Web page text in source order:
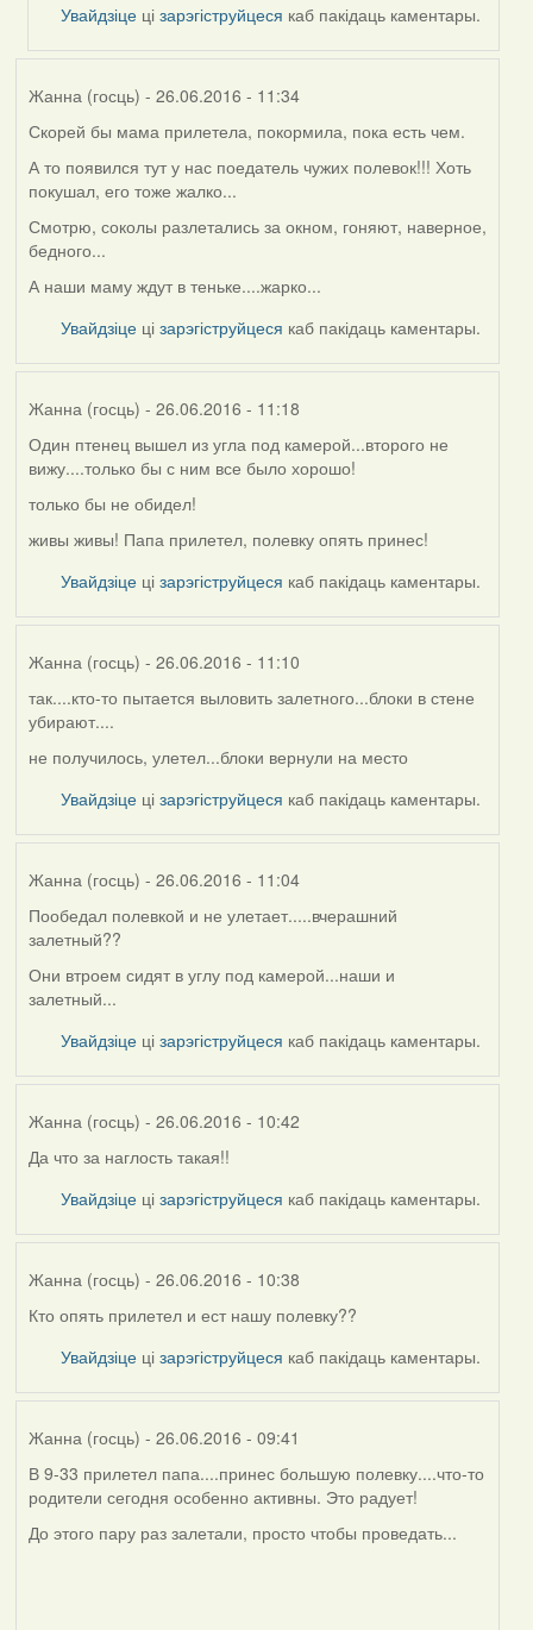
Увайдзіце цізарэгіструйцеся каб пакідаць каментары.
Жанна (госць) - 26.06.2016 - 11:34
Скорей бы мама прилетела, покормила, пока есть чем.
А то появился тут у нас поедатель чужих полевок!!! Хоть
покушал, его тоже жалко...
Смотрю, соколы разлетались за окном, гоняют, наверное,
бедного...
А наши маму ждут в теньке....жарко...
Увайдзіце цізарэгіструйцеся каб пакідаць каментары.
Жанна (госць) - 26.06.2016 - 11:18
Один птенец вышел из угла под камерой...второго не
вижу....только бы с ним все было хорошо!
только бы не обидел!
живы живы! Папа прилетел, полевку опять принес!
Увайдзіце цізарэгіструйцеся каб пакідаць каментары.
Жанна (госць) - 26.06.2016 - 11:10
так....кто-то пытается выловить залетного...блоки в стене
убирают....
не получилось, улетел...блоки вернули на место
Увайдзіце цізарэгіструйцеся каб пакідаць каментары.
Жанна (госць) - 26.06.2016 - 11:04
Пообедал полевкой и не улетает.....вчерашний
залетный??
Они втроем сидят в углу под камерой...наши и
залетный...
Увайдзіце цізарэгіструйцеся каб пакідаць каментары.
Жанна (госць) - 26.06.2016 - 10:42
Да что за наглость такая!!
Увайдзіце цізарэгіструйцеся каб пакідаць каментары.
Жанна (госць) - 26.06.2016 - 10:38
Кто опять прилетел и ест нашу полевку??
Увайдзіце цізарэгіструйцеся каб пакідаць каментары.
Жанна (госць) - 26.06.2016 - 09:41
В 9-33 прилетел папа....принес большую полевку....что-то
родители сегодня особенно активны. Это радует!
До этого пару раз залетали, просто чтобы проведать...